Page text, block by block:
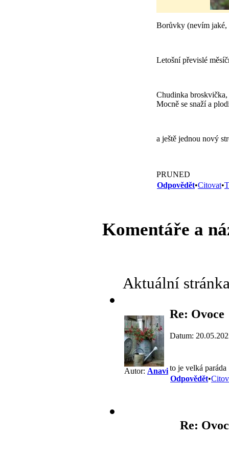
Borůvky (nevím jaké,
Letošní převislé
Chudinka
Mocně se snaží a
a ještě jednou nový
PRUNED
Odpovědět•Citovat•
Komentáře a
Aktuální
Autor: Anavi
Re: Ovoce
Datum:
to je velká paráda
Odpovědět•
Re: